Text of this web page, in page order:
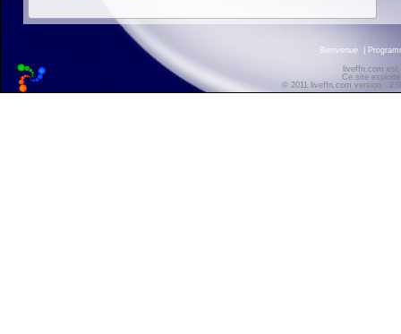
Bienvenue
liveffn.com est
Ce site
© 2011 liveffn.com version :